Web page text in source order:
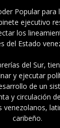
Popular para
ejecutivo
los
del Estado
del Sur,
y ejecutar
de un
y circulación
venezolanos,
caribeño.